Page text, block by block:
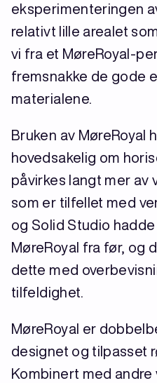
eksperimenteringen
relativt lille arealet
vi fra et MøreRoyal-
fremsnakke de gode
materialene.
Bruken av MøreRoyal
hovedsakelig om
påvirkes langt mer av
som er tilfellet med
og Solid Studio
MøreRoyal fra før, og
dette med
tilfeldighet.
MøreRoyal er
designet og tilpasset
Kombinert med